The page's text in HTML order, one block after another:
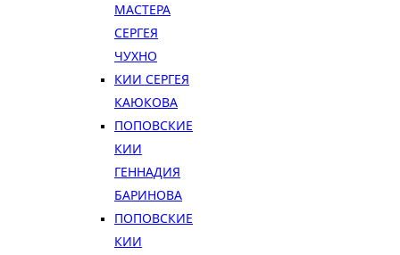
МАСТЕРА
СЕРГЕЯ
ЧУХНО
КИИ СЕРГЕЯ
КАЮКОВА
ПОПОВСКИЕ
КИИ
ГЕННАДИЯ
БАРИНОВА
ПОПОВСКИЕ
КИИ